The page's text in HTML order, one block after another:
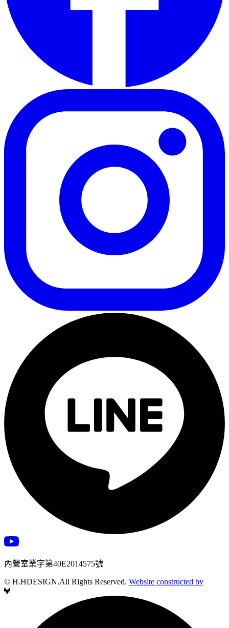
內營室業字第40E2014575號
© H.HDESIGN.All Rights Reserved. Website constructed by